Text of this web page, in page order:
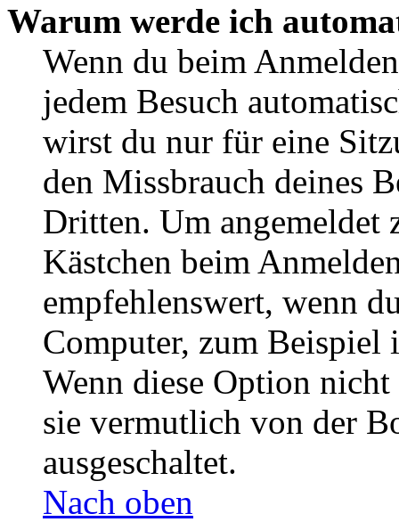
Warum werde ich
Wenn du beim
jedem Besuch
wirst du nur für eine
den Missbrauch deines
Dritten. Um angemeldet
Kästchen beim
empfehlenswert, wenn
Computer, zum Beispiel
Wenn diese Option
sie vermutlich von der
ausgeschaltet.
Nach oben